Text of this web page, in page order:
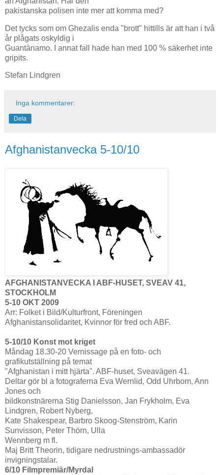
pakistanska polisen inte mer att komma med?
Det tycks som om Ghezalis enda "brott" hittills är att han i två
år plågats oskyldig i
Guantànamo. I annat fall hade han med 100 % säkerhet inte
gripits.
Stefan Lindgren
Inga kommentarer:
Dela
Afghanistanvecka 5-10/10
AFGHANISTANVECKA I ABF-HUSET, SVEAV 41,
STOCKHOLM
5-10 OKT 2009
Arr: Folket i Bild/Kulturfront, Föreningen
Afghanistansolidaritet, Kvinnor för fred och ABF.
5-10/10 Konst mot kriget
Måndag 18.30-20 Vernissage på en foto- och
grafikutställning på temat
"Afghanistan i mitt hjärta". ABF-huset, Sveavägen 41.
Deltar gör bl a fotograferna Eva Wernlid, Odd Uhrbom, Ann
Jones och
bildkonstnärerna Stig Danielsson, Jan Frykholm, Eva
Lindgren, Robert Nyberg,
Kate Shakespear, Barbro Skoog-Stenström, Karin
Sunvisson, Peter Thörn, Ulla
Wennberg m fl.
Maj Britt Theorin, tidigare nedrustnings-ambassadör
invigningstalar.
6/10 Filmpremiär/Myrdal